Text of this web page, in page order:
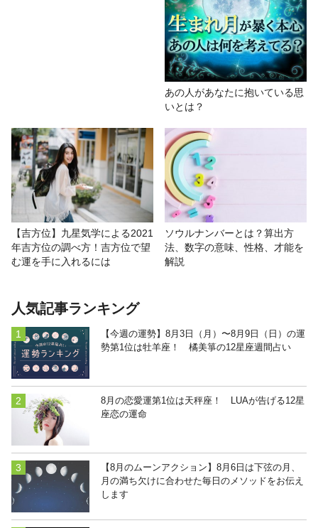
あの人があなたに抱いている思
いとは？
【吉方位】九星気学による2021
年吉方位の調べ方！吉方位で望
む運を手に入れるには
ソウルナンバーとは？算出方
法、数字の意味、性格、才能を
解説
人気記事ランキング
【今週の運勢】8月3日（月）〜8月9日（日）の運
勢第1位は牡羊座！ 橘美箏の12星座週間占い
8月の恋愛運第1位は天秤座！ LUAが告げる12星
座恋の運命
【8月のムーンアクション】8月6日は下弦の月、
月の満ち欠けに合わせた毎日のメソッドをお伝え
します